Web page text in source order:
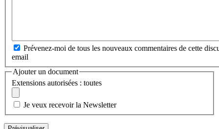
Prévenez-moi de tous les nouveaux commentaires de cette
email
Ajouter un document
Extensions autorisées : toutes
Je veux recevoir la Newsletter